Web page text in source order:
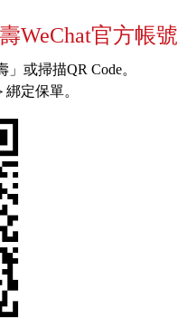
WeChat官方帳號
或掃描QR Code。
定保單。